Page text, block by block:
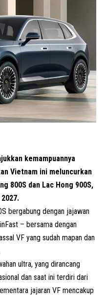
kemampuannya
Vietnam ini meluncurkan
800S dan Lac Hong 900S,
bergabung dengan jajawan
– bersama dengan
VF yang sudah mapan dan
ultra, yang dirancang
dan saat ini terdiri dari
jajaran VF mencakup